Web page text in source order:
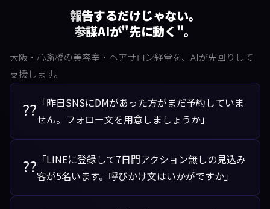
報告するだけじゃない。
参謀AIが"先に動く"。
大阪・心斎橋の美容室・ヘアサロン経営を、AIが先回りして
支援します。
?? 「昨日SNSにDMがあった方がまだ予約していま
せん。フォロー文を用意しましょうか」
?? 「LINEに登録して7日間アクション無しの見込み
客が5名います。呼びかけ文はいかがですか」